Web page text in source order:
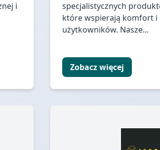
i
specjalistycznych
które wspierają komfort i
użytkowników. Nasze...
Zobacz więcej